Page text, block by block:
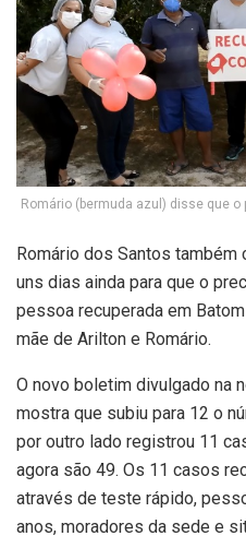
Romário (bermuda azul) disse que
Romário dos Santos
uns dias ainda para que o
pessoa recuperada em
mãe de Arilton e Romário.
O novo boletim divulgado na
mostra que subiu para 12 o
por outro lado registrou 11
agora são 49. Os 11 casos
através de teste rápido,
anos, moradores da sede e